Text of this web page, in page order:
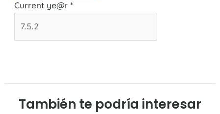
Current ye@r *
También te podría interesar